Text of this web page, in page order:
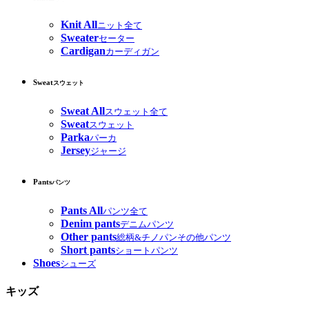
Knit Allニット全て
Sweaterセーター
Cardiganカーディガン
Sweatスウェット
Sweat Allスウェット全て
Sweatスウェット
Parkaパーカ
Jerseyジャージ
Pantsパンツ
Pants Allパンツ全て
Denim pantsデニムパンツ
Other pants総柄&チノパンその他パンツ
Short pantsショートパンツ
Shoesシューズ
キッズ